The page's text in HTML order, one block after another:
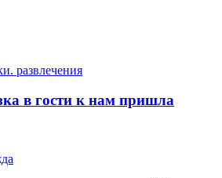
развлечения
в гости к нам пришла